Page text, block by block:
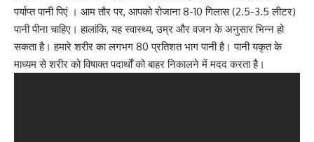
पर्याप्त पानी पिएं । आम तौर पर, आपको रोजाना 8-10 गिलास (2.5-3.5 लीटर)
पानी पीना चाहिए। हालांकि, यह स्वास्थ्य, उम्र और वजन के अनुसार भिन्न हो
सकता है। हमारे शरीर का लगभग 80 प्रतिशत भाग पानी है। पानी यकृत के
माध्यम से शरीर को विषाक्त पदार्थों को बाहर निकालने में मदद करता है।